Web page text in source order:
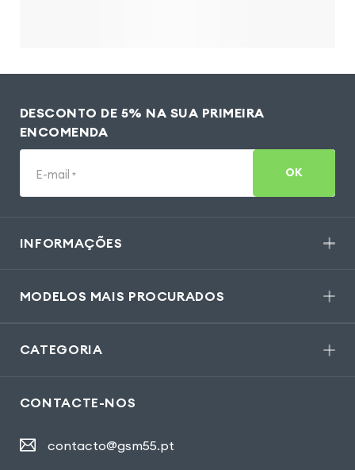
DESCONTO DE 5% NA SUA PRIMEIRA
ENCOMENDA
E-mail * OK
INFORMAÇÕES
MODELOS MAIS PROCURADOS
CATEGORIA
CONTACTE-NOS
contacto@gsm55.pt